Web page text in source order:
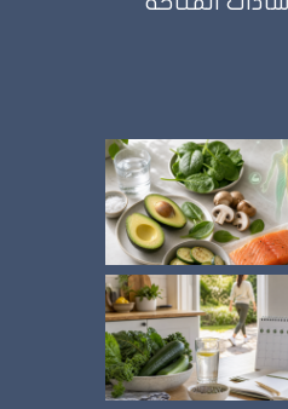
نظام
الطيبات:
الأكل
في
المطاعم
وإزاي
تلتزم
نظام